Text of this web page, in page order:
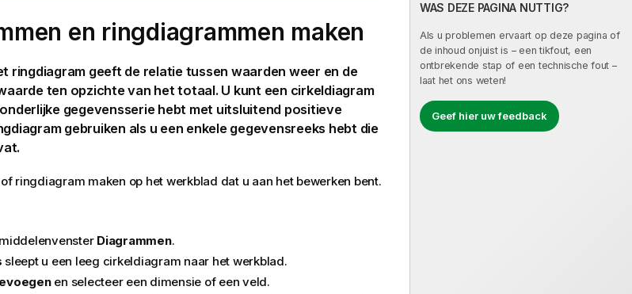
WAS DEZE PAGINA NUTTIG?
Als u problemen ervaart op deze pagina of
de inhoud onjuist is – een tikfout, een
ontbrekende stap of een technische fout –
laat het ons weten!
Geef hier uw feedback
en ringdiagrammen maken
ringdiagram geeft de relatie tussen waarden weer en de
ten opzichte van het totaal. U kunt een cirkeldiagram
gegevensserie hebt met uitsluitend positieve
gebruiken als u een enkele gegevensreeks hebt die
ringdiagram maken op het werkblad dat u aan het bewerken bent.
Diagrammen.
sleept u een leeg cirkeldiagram naar het werkblad.
en selecteer een dimensie of een veld.